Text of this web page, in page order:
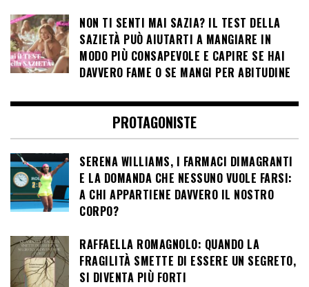
NON TI SENTI MAI SAZIA? IL TEST DELLA
SAZIETÀ PUÒ AIUTARTI A MANGIARE IN
MODO PIÙ CONSAPEVOLE E CAPIRE SE HAI
DAVVERO FAME O SE MANGI PER ABITUDINE
PROTAGONISTE
SERENA WILLIAMS, I FARMACI DIMAGRANTI
E LA DOMANDA CHE NESSUNO VUOLE FARSI:
A CHI APPARTIENE DAVVERO IL NOSTRO
CORPO?
RAFFAELLA ROMAGNOLO: QUANDO LA
FRAGILITÀ SMETTE DI ESSERE UN SEGRETO,
SI DIVENTA PIÙ FORTI